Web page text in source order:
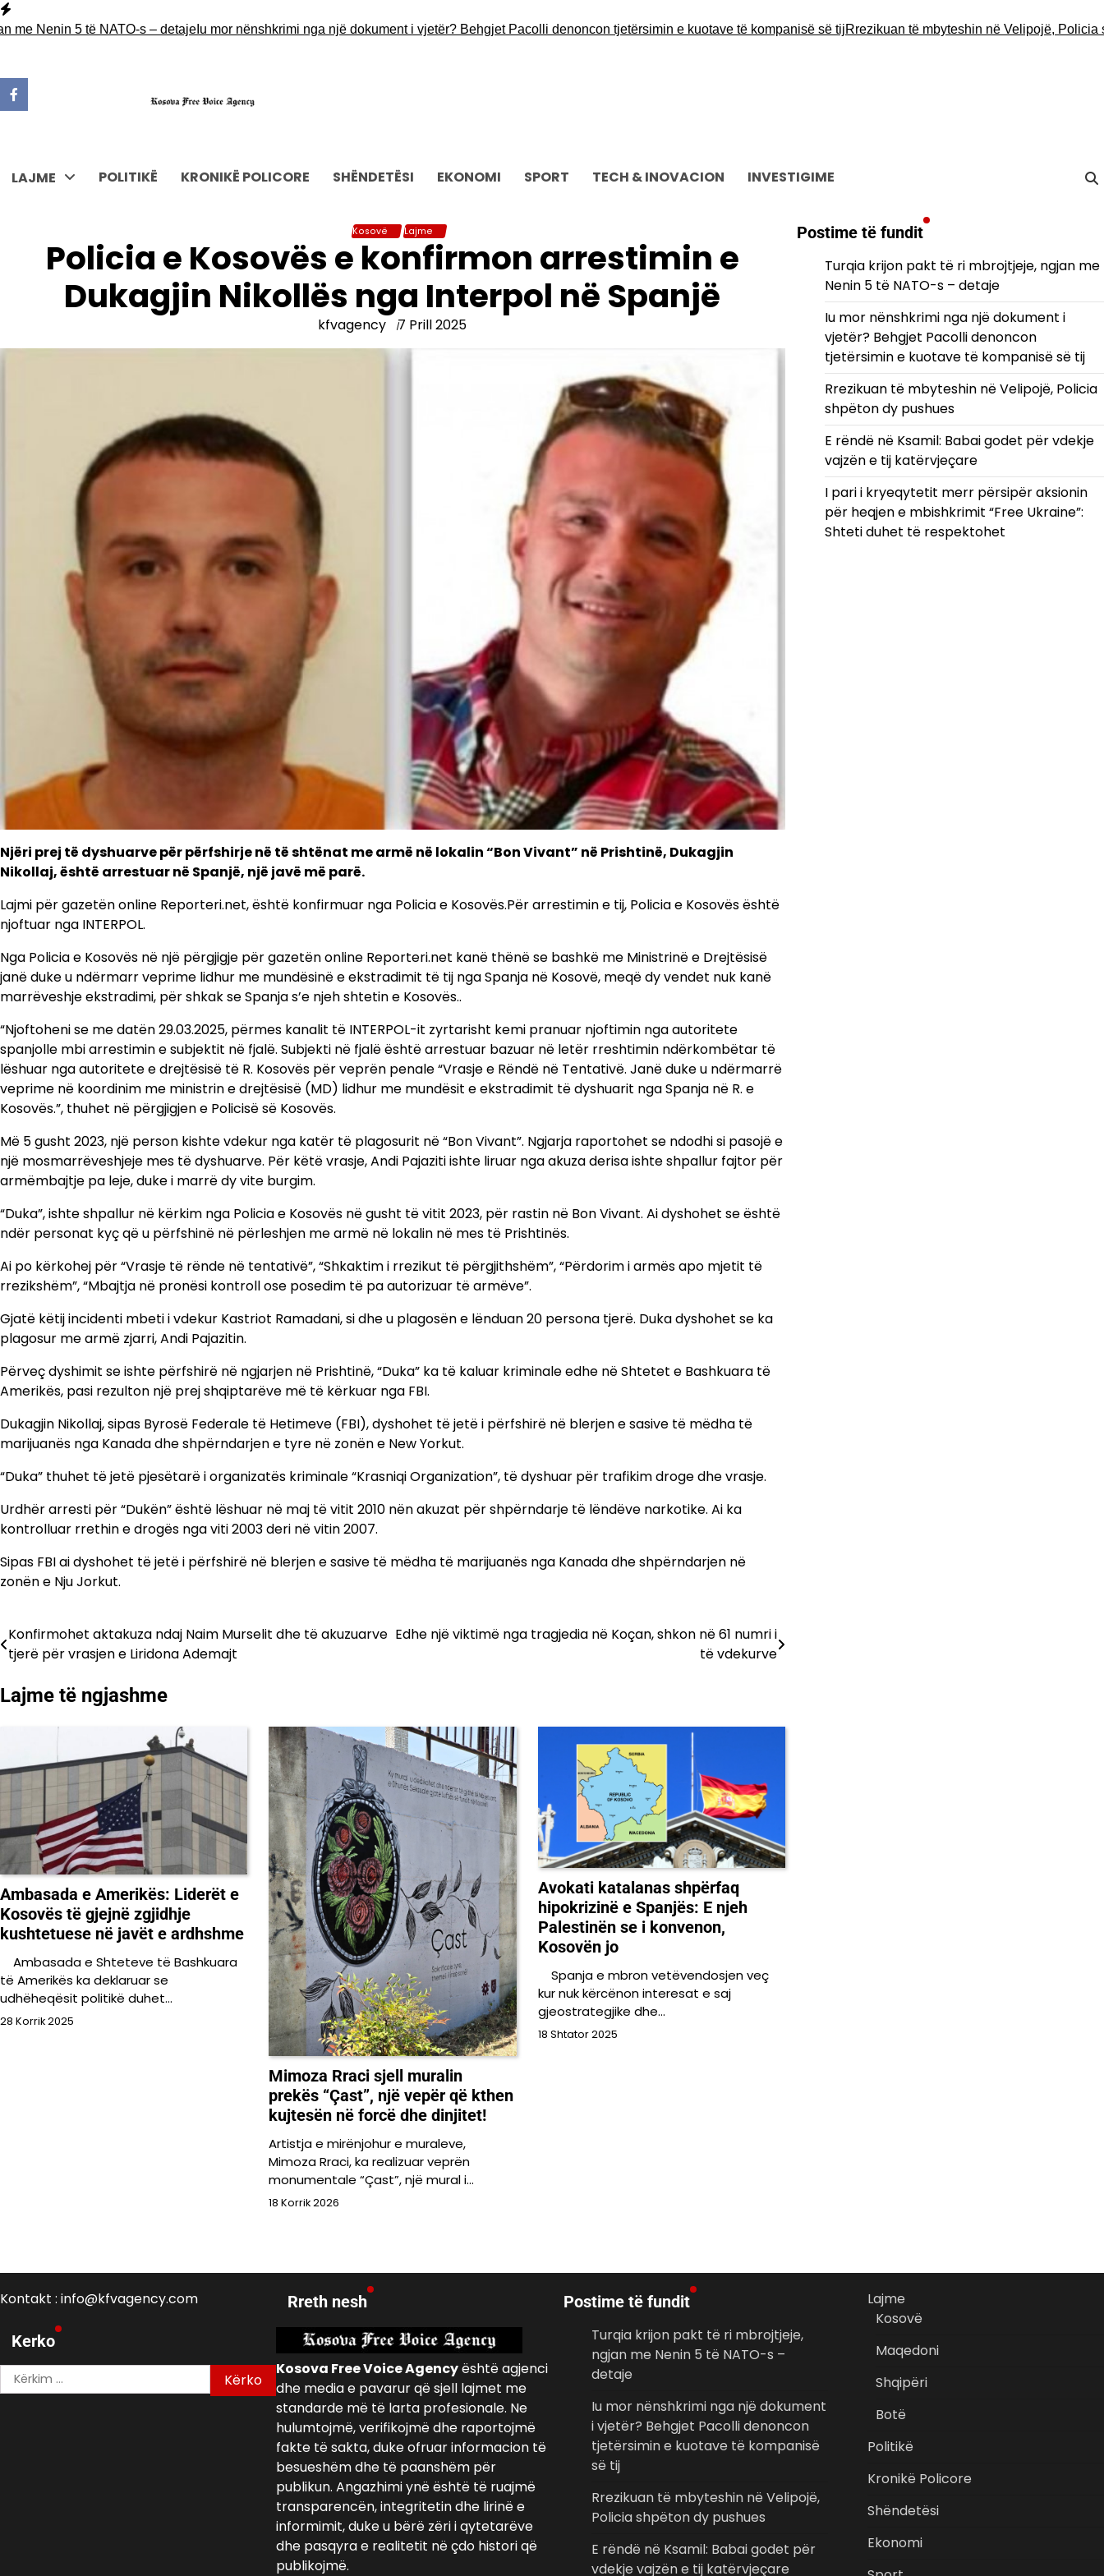
Skip
to
5 të NATO-s – detaje Iu mor nënshkrimi nga një dokument i vjetër? Behgjet Pacolli denoncon tjetërsimin e kuotave të kompanisë së tijRrezikuan të mbyteshin në Velipojë, Policia
LAJME POLITIKË KRONIKË POLICORE SHËNDETËSI EKONOMI SPORT TECH & INOVACION INVESTIGIME
Kosovë Lajme
Policia e Kosovës e konfirmon arrestimin e
Dukagjin Nikollës nga Interpol në Spanjë
kfvagency 7 Prill 2025
Njëri prej të dyshuarve për përfshirje në të shtënat me armë në lokalin “Bon Vivant” në Prishtinë, Dukagjin
Nikollaj, është arrestuar në Spanjë, një javë më parë.
Lajmi për gazetën online Reporteri.net, është konfirmuar nga Policia e Kosovës.Për arrestimin e tij, Policia e Kosovës është
njoftuar nga INTERPOL.
Nga Policia e Kosovës në një përgjigje për gazetën online Reporteri.net kanë thënë se bashkë me Ministrinë e Drejtësisë
janë duke u ndërmarr veprime lidhur me mundësinë e ekstradimit të tij nga Spanja në Kosovë, meqë dy vendet nuk kanë
marrëveshje ekstradimi, për shkak se Spanja s’e njeh shtetin e Kosovës..
“Njoftoheni se me datën 29.03.2025, përmes kanalit të INTERPOL-it zyrtarisht kemi pranuar njoftimin nga autoritete
spanjolle mbi arrestimin e subjektit në fjalë. Subjekti në fjalë është arrestuar bazuar në letër rreshtimin ndërkombëtar të
lëshuar nga autoritete e drejtësisë të R. Kosovës për veprën penale “Vrasje e Rëndë në Tentativë. Janë duke u ndërmarrë
veprime në koordinim me ministrin e drejtësisë (MD) lidhur me mundësit e ekstradimit të dyshuarit nga Spanja në R. e
Kosovës.”, thuhet në përgjigjen e Policisë së Kosovës.
Më 5 gusht 2023, një person kishte vdekur nga katër të plagosurit në “Bon Vivant”. Ngjarja raportohet se ndodhi si pasojë e
një mosmarrëveshjeje mes të dyshuarve. Për këtë vrasje, Andi Pajaziti ishte liruar nga akuza derisa ishte shpallur fajtor për
armëmbajtje pa leje, duke i marrë dy vite burgim.
“Duka”, ishte shpallur në kërkim nga Policia e Kosovës në gusht të vitit 2023, për rastin në Bon Vivant. Ai dyshohet se është
ndër personat kyç që u përfshinë në përleshjen me armë në lokalin në mes të Prishtinës.
Ai po kërkohej për “Vrasje të rënde në tentativë”, “Shkaktim i rrezikut të përgjithshëm”, “Përdorim i armës apo mjetit të
rrezikshëm”, “Mbajtja në pronësi kontroll ose posedim të pa autorizuar të armëve”.
Gjatë këtij incidenti mbeti i vdekur Kastriot Ramadani, si dhe u plagosën e lënduan 20 persona tjerë. Duka dyshohet se ka
plagosur me armë zjarri, Andi Pajazitin.
Përveç dyshimit se ishte përfshirë në ngjarjen në Prishtinë, “Duka” ka të kaluar kriminale edhe në Shtetet e Bashkuara të
Amerikës, pasi rezulton një prej shqiptarëve më të kërkuar nga FBI.
Dukagjin Nikollaj, sipas Byrosë Federale të Hetimeve (FBI), dyshohet të jetë i përfshirë në blerjen e sasive të mëdha të
marijuanës nga Kanada dhe shpërndarjen e tyre në zonën e New Yorkut.
“Duka” thuhet të jetë pjesëtarë i organizatës kriminale “Krasniqi Organization”, të dyshuar për trafikim droge dhe vrasje.
Urdhër arresti për “Dukën” është lëshuar në maj të vitit 2010 nën akuzat për shpërndarje të lëndëve narkotike. Ai ka
kontrolluar rrethin e drogës nga viti 2003 deri në vitin 2007.
Sipas FBI ai dyshohet të jetë i përfshirë në blerjen e sasive të mëdha të marijuanës nga Kanada dhe shpërndarjen në
zonën e Nju Jorkut.
Lëvizje
te
postimet
Konfirmohet aktakuza ndaj Naim Murselit dhe të akuzuarve
tjerë për vrasjen e Liridona Ademajt
Edhe një viktimë nga tragjedia në Koçan, shkon në 61 numri i
të vdekurve
Lajme të ngjashme
Ambasada e Amerikës: Liderët e
Kosovës të gjejnë zgjidhje
kushtetuese në javët e ardhshme
Ambasada e Shteteve të Bashkuara
të Amerikës ka deklaruar se
udhëheqësit politikë duhet…
28 Korrik 2025
Mimoza Rraci sjell muralin
prekës “Çast”, një vepër që kthen
kujtesën në forcë dhe dinjitet!
Artistja e mirënjohur e muraleve,
Mimoza Rraci, ka realizuar veprën
monumentale “Çast”, një mural i…
18 Korrik 2026
Avokati katalanas shpërfaq
hipokrizinë e Spanjës: E njeh
Palestinën se i konvenon,
Kosovën jo
Spanja e mbron vetëvendosjen veç
kur nuk kërcënon interesat e saj
gjeostrategjike dhe…
18 Shtator 2025
Postime të fundit
Turqia krijon pakt të ri mbrojtjeje, ngjan me
Nenin 5 të NATO-s – detaje
Iu mor nënshkrimi nga një dokument i
vjetër? Behgjet Pacolli denoncon
tjetërsimin e kuotave të kompanisë së tij
Rrezikuan të mbyteshin në Velipojë, Policia
shpëton dy pushues
E rëndë në Ksamil: Babai godet për vdekje
vajzën e tij katërvjeçare
I pari i kryeqytetit merr përsipër aksionin
për heqjen e mbishkrimit “Free Ukraine”:
Shteti duhet të respektohet
Kontakt : info@kfvagency.com
Kerko
Kërko
për:
Rreth nesh
Kosova Free Voice Agencyështë agjenci
dhe media e pavarur që sjell lajmet me
standarde më të larta profesionale. Ne
hulumtojmë, verifikojmë dhe raportojmë
fakte të sakta, duke ofruar informacion të
besueshëm dhe të paanshëm për
publikun. Angazhimi ynë është të ruajmë
transparencën, integritetin dhe lirinë e
informimit, duke u bërë zëri i qytetarëve
dhe pasqyra e realitetit në çdo histori që
publikojmë.
Postime të fundit
Turqia krijon pakt të ri mbrojtjeje,
ngjan me Nenin 5 të NATO-s –
detaje
Iu mor nënshkrimi nga një dokument
i vjetër? Behgjet Pacolli denoncon
tjetërsimin e kuotave të kompanisë
së tij
Rrezikuan të mbyteshin në Velipojë,
Policia shpëton dy pushues
E rëndë në Ksamil: Babai godet për
vdekje vajzën e tij katërvjeçare
Lajme
Kosovë
Maqedoni
Shqipëri
Botë
Politikë
Kronikë Policore
Shëndetësi
Ekonomi